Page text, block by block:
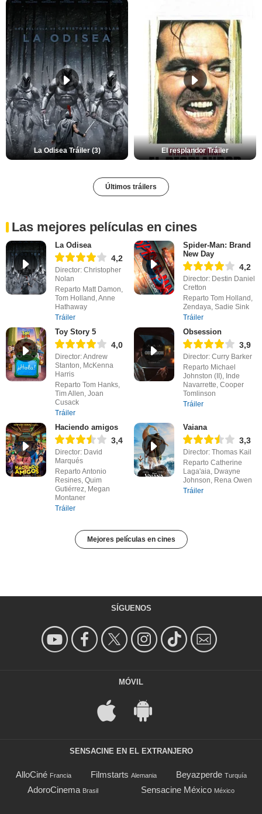
La Odisea Tráiler (3) El resplandor Tráiler
Últimos tráilers
Las mejores películas en cines
La Odisea
4,2
Director: Christopher
Nolan
Reparto Matt Damon,
Tom Holland, Anne
Hathaway
Tráiler
Spider-Man: Brand
New Day
4,2
Director: Destin Daniel
Cretton
Reparto Tom Holland,
Zendaya, Sadie Sink
Tráiler
Toy Story 5
4,0
Director: Andrew
Stanton, McKenna
Harris
Reparto Tom Hanks,
Tim Allen, Joan
Cusack
Tráiler
Obsession
3,9
Director: Curry Barker
Reparto Michael
Johnston (II), Inde
Navarrette, Cooper
Tomlinson
Tráiler
Haciendo amigos
3,4
Director: David
Marqués
Reparto Antonio
Resines, Quim
Gutiérrez, Megan
Montaner
Tráiler
Vaiana
3,3
Director: Thomas Kail
Reparto Catherine
Laga'aia, Dwayne
Johnson, Rena Owen
Tráiler
Mejores películas en cines
SÍGUENOS
MÓVIL
SENSACINE EN EL EXTRANJERO
AlloCiné Francia Filmstarts Alemania Beyazperde Turquía
AdoroCinema Brasil Sensacine México México